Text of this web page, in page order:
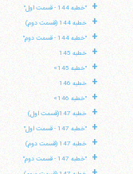
+ "خطبه 144 - قسمت اول"
+ خطبه 144 (قسمت دوم)
+ "خطبه 144 - قسمت دوم"
+ خطبه 145
+ "خطبه 145»
+ خطبه 146
+ "خطبه 146»
+ خطبه 147(قسمت اول)
+ "خطبه 147 - قسمت اول"
+ خطبه 147 (قسمت دوم)
+ "خطبه 147 - قسمت دوم"